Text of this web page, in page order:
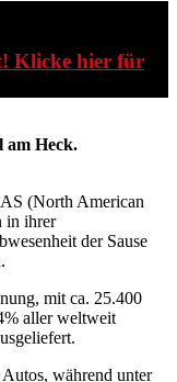
Klicke hier für
am Heck.
(North American
in ihrer
der Sause
mit ca. 25.400
aller weltweit
während unter